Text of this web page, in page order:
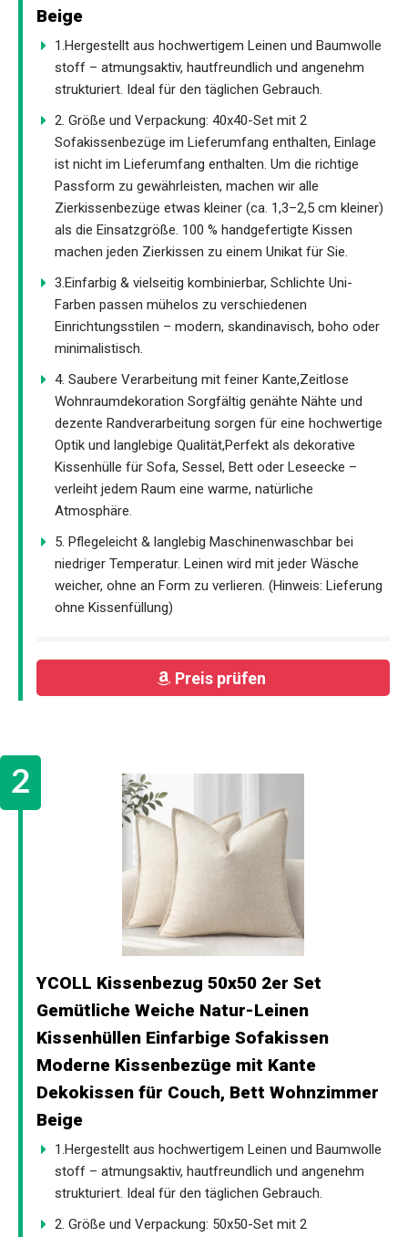
Beige
1.Hergestellt aus hochwertigem Leinen und Baumwolle
stoff – atmungsaktiv, hautfreundlich und angenehm
strukturiert. Ideal für den täglichen Gebrauch.
2. Größe und Verpackung: 40x40-Set mit 2
Sofakissenbezüge im Lieferumfang enthalten, Einlage
ist nicht im Lieferumfang enthalten. Um die richtige
Passform zu gewährleisten, machen wir alle
Zierkissenbezüge etwas kleiner (ca. 1,3–2,5 cm kleiner)
als die Einsatzgröße. 100 % handgefertigte Kissen
machen jeden Zierkissen zu einem Unikat für Sie.
3.Einfarbig & vielseitig kombinierbar, Schlichte Uni-
Farben passen mühelos zu verschiedenen
Einrichtungsstilen – modern, skandinavisch, boho oder
minimalistisch.
4. Saubere Verarbeitung mit feiner Kante,Zeitlose
Wohnraumdekoration Sorgfältig genähte Nähte und
dezente Randverarbeitung sorgen für eine hochwertige
Optik und langlebige Qualität,Perfekt als dekorative
Kissenhülle für Sofa, Sessel, Bett oder Leseecke –
verleiht jedem Raum eine warme, natürliche
Atmosphäre.
5. Pflegeleicht & langlebig Maschinenwaschbar bei
niedriger Temperatur. Leinen wird mit jeder Wäsche
weicher, ohne an Form zu verlieren. (Hinweis: Lieferung
ohne Kissenfüllung)
Preis prüfen
YCOLL Kissenbezug 50x50 2er Set
Gemütliche Weiche Natur-Leinen
Kissenhüllen Einfarbige Sofakissen
Moderne Kissenbezüge mit Kante
Dekokissen für Couch, Bett Wohnzimmer
Beige
1.Hergestellt aus hochwertigem Leinen und Baumwolle
stoff – atmungsaktiv, hautfreundlich und angenehm
strukturiert. Ideal für den täglichen Gebrauch.
2. Größe und Verpackung: 50x50-Set mit 2